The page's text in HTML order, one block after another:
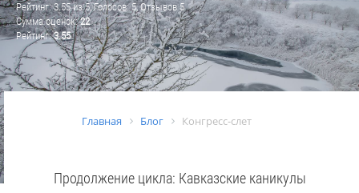
Рейтинг:3.55из5, Голосов:5, Отзывов5
Сумма оценок:22
Рейтинг:3.55
Главная Блог Конгресс-слет
Продолжение цикла: Кавказские каникулы